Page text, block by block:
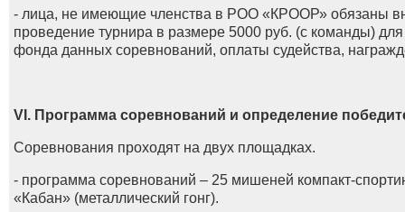
- лица, не имеющие членства в РОО «КРООР» обязаны
проведение турнира в размере 5000 руб. (с команды)
фонда данных соревнований, оплаты судейства,
VI. Программа соревнований и определение
Соревнования проходят на двух площадках.
- программа соревнований – 25 мишеней компакт-
«Кабан» (металлический гонг).